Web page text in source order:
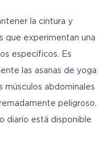
la cintura y
que experimentan una
específicos. Es
las asanas de yoga
músculos abdominales
peligroso.
diario está disponible